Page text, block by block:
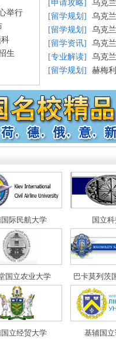
举行
生
[申请攻略]
乌克
[留学规划 ]
乌克
[留学规划 ]
乌克
[留学资讯]
乌克
[专业解读]
乌克
[留学规划 ] 赫梅
际民航大学 国立
国立农业大学 巴卡莫列茨
立经贸大学 基辅国